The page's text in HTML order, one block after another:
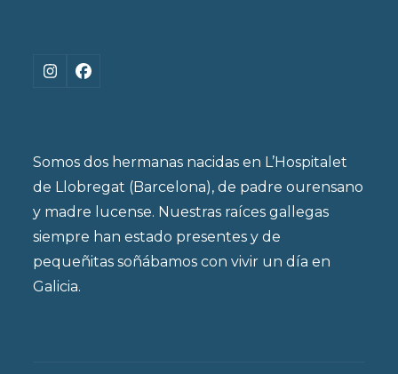
Instagram
Facebook
Somos dos hermanas nacidas en L’Hospitalet
de Llobregat (Barcelona), de padre ourensano
y madre lucense. Nuestras raíces gallegas
siempre han estado presentes y de
pequeñitas soñábamos con vivir un día en
Galicia.